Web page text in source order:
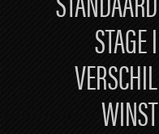
STAGE I
VERSCHIL
WINST